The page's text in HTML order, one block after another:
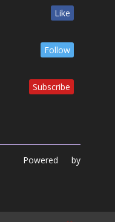
Like
Follow
Subscribe
Powered by